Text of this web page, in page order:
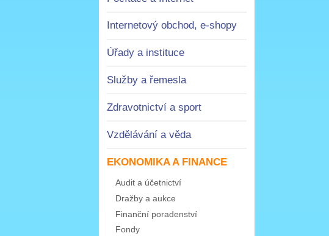
Internetový obchod, e-shopy
Úřady a instituce
Služby a řemesla
Zdravotnictví a sport
Vzdělávání a věda
EKONOMIKA A FINANCE
Audit a účetnictví
Dražby a aukce
Finanční poradenství
Fondy